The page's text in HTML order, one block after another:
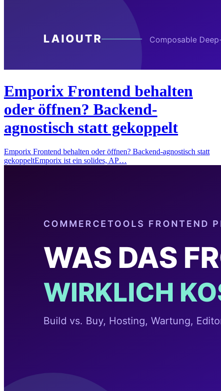
Emporix Frontend behalten
oder öffnen? Backend-
agnostisch statt gekoppelt
Emporix Frontend behalten oder öffnen? Backend-agnostisch statt
gekoppeltEmporix ist ein solides, AP…